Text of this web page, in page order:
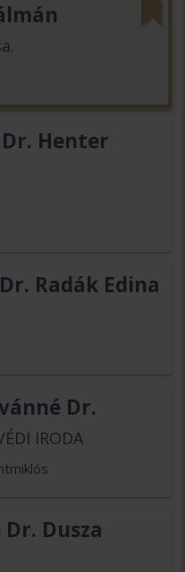
Henter
Radák Edina
Dr.
IRODA
Dusza